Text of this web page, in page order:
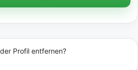
Profil entfernen?